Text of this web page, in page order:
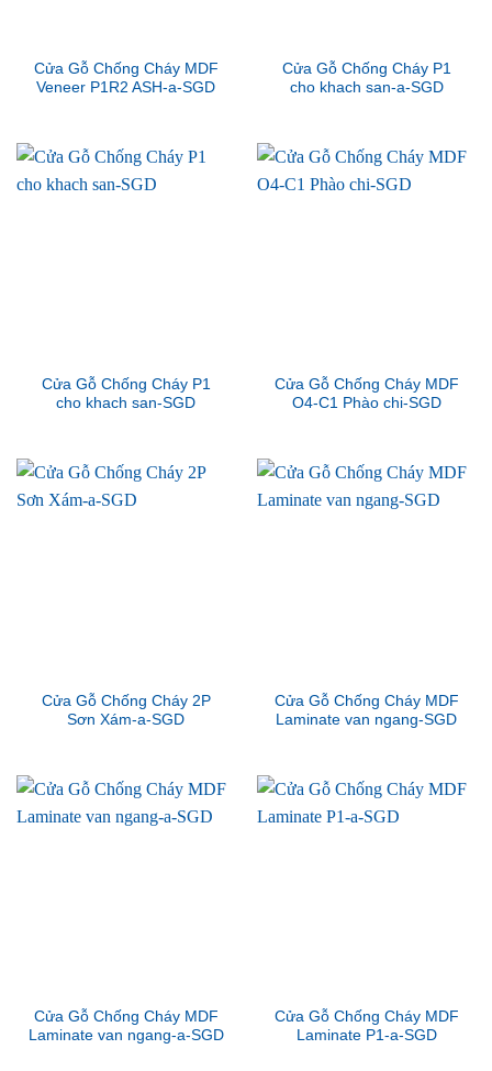
Cửa Gỗ Chống Cháy MDF
Veneer P1R2 ASH-a-SGD
Cửa Gỗ Chống Cháy P1
cho khach san-a-SGD
Cửa Gỗ Chống Cháy P1
cho khach san-SGD
Cửa Gỗ Chống Cháy MDF
O4-C1 Phào chi-SGD
Cửa Gỗ Chống Cháy 2P
Sơn Xám-a-SGD
Cửa Gỗ Chống Cháy MDF
Laminate van ngang-SGD
Cửa Gỗ Chống Cháy MDF
Laminate van ngang-a-SGD
Cửa Gỗ Chống Cháy MDF
Laminate P1-a-SGD